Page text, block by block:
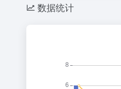
数据统计